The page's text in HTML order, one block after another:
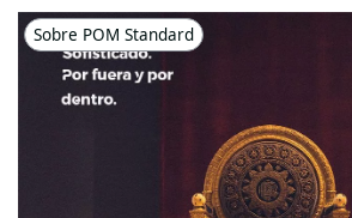
Sobre POM Standard